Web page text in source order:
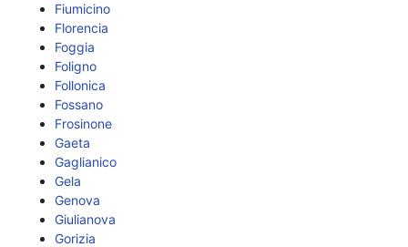
Fiumicino
Florencia
Foggia
Foligno
Follonica
Fossano
Frosinone
Gaeta
Gaglianico
Gela
Genova
Giulianova
Gorizia